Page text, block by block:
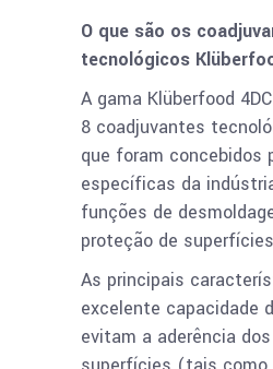
O que são os
tecnológicos
A gama Klüberfood
8 coadjuvantes
que foram concebidos
específicas da
funções de
proteção de
As principais
excelente capacidade
evitam a aderência